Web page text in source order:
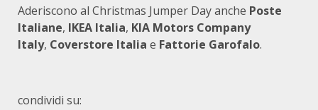
Aderiscono al Christmas Jumper Day anche Poste
Italiane, IKEA Italia, KIA Motors Company
Italy, Coverstore Italia e Fattorie Garofalo.
condividi su: